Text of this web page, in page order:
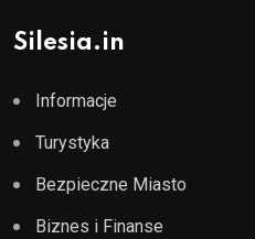
Silesia.in
Informacje
Turystyka
Bezpieczne Miasto
Biznes i Finanse